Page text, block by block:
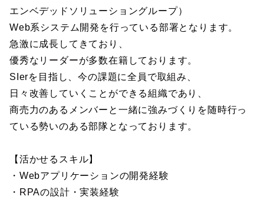
エンベデッドソリューショングループ）
Web系システム開発を行っている部署となります。
急激に成長してきており、
優秀なリーダーが多数在籍しております。
SIerを目指し、今の課題に全員で取組み、
日々改善していくことができる組織であり、
商売力のあるメンバーと一緒に強みづくりを随時行っ
ている勢いのある部隊となっております。
【活かせるスキル】
・Webアプリケーションの開発経験
・RPAの設計・実装経験